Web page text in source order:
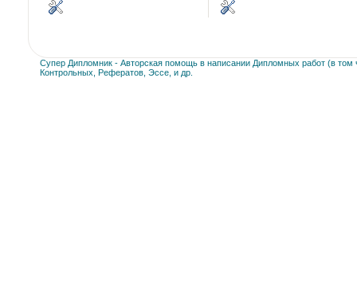
Супер Дипломник - Авторская помощь в написании Дипломных работ (в том
Контрольных, Рефератов, Эссе, и др.